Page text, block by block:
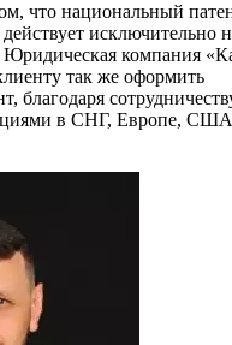
что национальный
исключительно
компания
так же оформить
благодаря
в СНГ, Европе,